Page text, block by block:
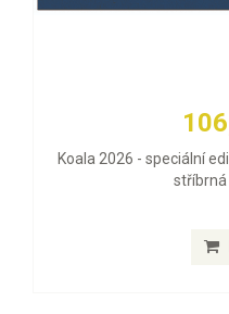
Koala 2026 - speciální
stříbrná